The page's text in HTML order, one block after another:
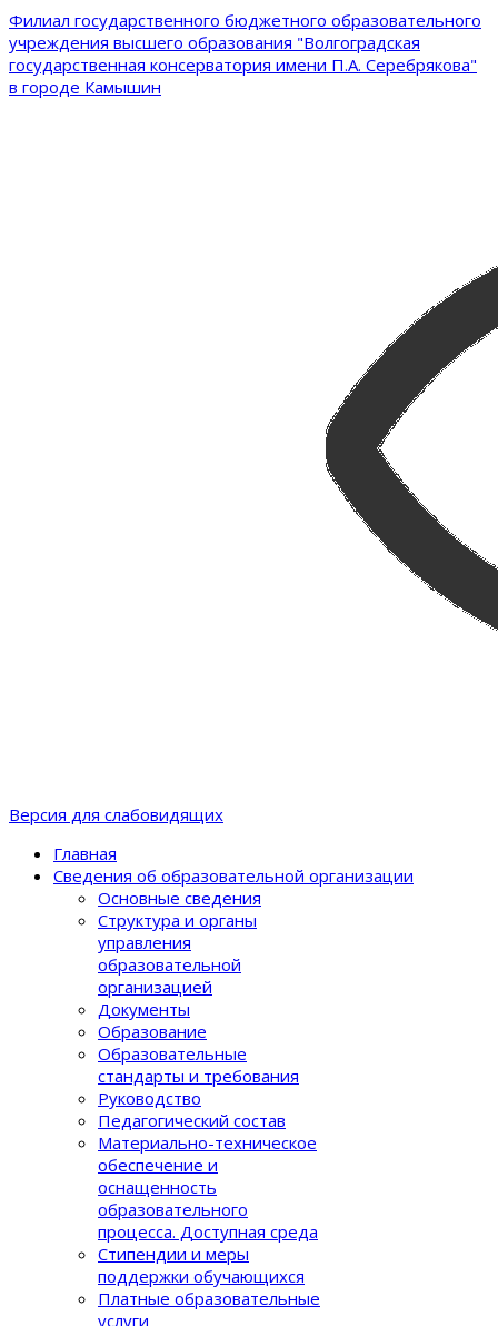
Филиал государственного бюджетного образовательного
учреждения высшего образования "Волгоградская
государственная консерватория имени П.А. Серебрякова"
в городе Камышин
Версия для слабовидящих
Главная
Сведения об образовательной организации
Основные сведения
Структура и органы
управления
образовательной
организацией
Документы
Образование
Образовательные
стандарты и требования
Руководство
Педагогический состав
Материально-техническое
обеспечение и
оснащенность
образовательного
процеcса. Доступная среда
Стипендии и меры
поддержки обучающихся
Платные образовательные
услуги